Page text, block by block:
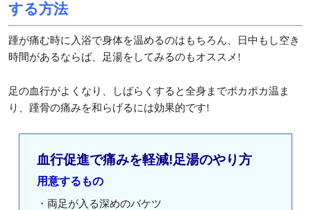
する方法
踵が痛む時に入浴で身体を温めるのはもちろん、日中もし空き
時間があるならば、足湯をしてみるのもオススメ!
足の血行がよくなり、しばらくすると全身までポカポカ温ま
り、踵骨の痛みを和らげるには効果的です!
血行促進で痛みを軽減!足湯のやり方
用意するもの
・両足が入る深めのバケツ